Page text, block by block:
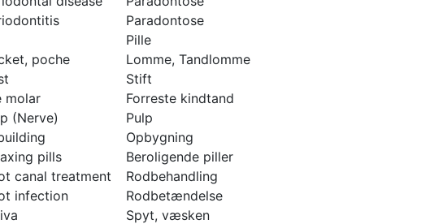
Paradontose
Pille
poche
Lomme, Tandlomme
Stift
molar
Forreste kindtand
(Nerve)
Pulp
Opbygning
pills
Beroligende piller
canal treatment
Rodbehandling
infection
Rodbetændelse
Spyt, væsken